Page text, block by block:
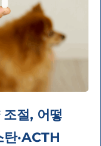
절, 어떻
·ACTH